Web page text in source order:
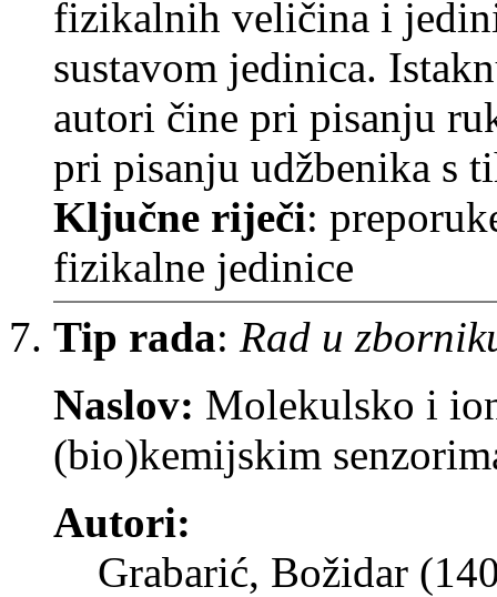
fizikalnih veličina i
sustavom jedinica.
autori čine pri pisanju
pri pisanju udžbenika s
Ključne riječi:
fizikalne jedinice
Tip rada: Rad u
Naslov: Molekulsko i
(bio)kemijskim
Autori:
Grabarić, Božidar